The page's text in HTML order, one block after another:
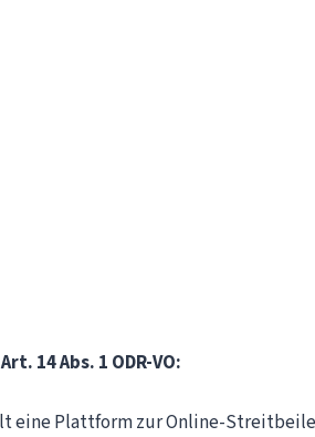
14 Abs. 1 ODR-VO:
eine Plattform zur Online-